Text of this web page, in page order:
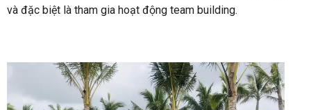
và đặc biệt là tham gia hoạt động team building.